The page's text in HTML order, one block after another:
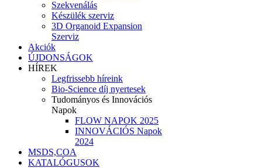
Szekvenálás
Készülék szerviz
3D Organoid Expansion
Szerviz
Akciók
ÚJDONSÁGOK
HÍREK
Legfrissebb híreink
Bio-Science díj nyertesek
Tudományos és Innovációs
Napok
FLOW NAPOK 2025
INNOVÁCIÓS Napok
2024
MSDS,COA
KATALÓGUSOK